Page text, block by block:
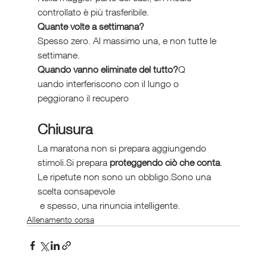
controllato è più trasferibile.
Quante volte a settimana?
Spesso zero. Al massimo una, e non tutte le
settimane.
Quando vanno eliminate del tutto?Q
uando interferiscono con il lungo o
peggiorano il recupero
Chiusura
La maratona non si prepara aggiungendo
stimoli.Si prepara proteggendo ciò che conta.
Le ripetute non sono un obbligo.Sono una
scelta consapevole
e spesso, una rinuncia intelligente.
Allenamento corsa